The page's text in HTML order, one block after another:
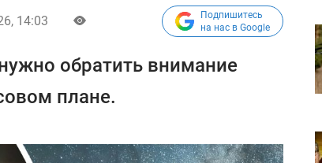
14:03
Подпишитесь
на нас в Google
обратить внимание
плане.